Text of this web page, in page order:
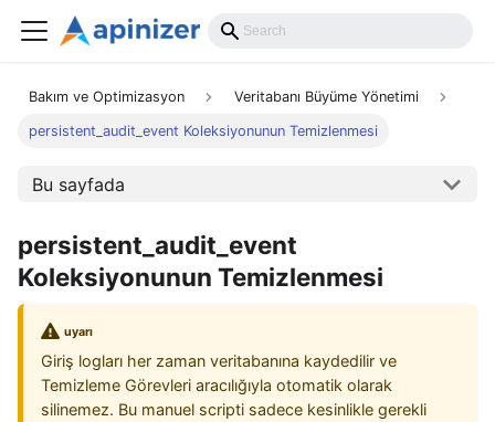
Bakım ve Optimizasyon Veritabanı Büyüme Yönetimi
persistent_audit_event Koleksiyonunun Temizlenmesi
Bu sayfada
persistent_audit_event
Koleksiyonunun Temizlenmesi
uyarı
Giriş logları her zaman veritabanına kaydedilir ve
Temizleme Görevleri aracılığıyla otomatik olarak
silinemez. Bu manuel scripti sadece kesinlikle gerekli